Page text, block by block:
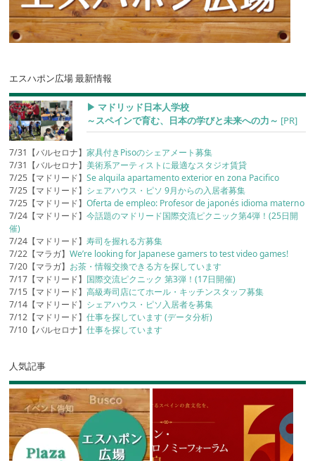
エスハポン広場 最新情報
▶︎ マドリッド日本人学校
～スペインで育む、日本の学びと未来への力～ [PR]
7/31【バルセロナ】家具付きPisoのシェアメート募集
7/31【バルセロナ】美術系アーティストに最適なスタジオ賃貸
7/25【マドリード】Se alquila apartamento exterior en zona Pacifico
7/25【マドリード】 シェアハウス・ピソ 9月からの入居者募集
7/25【マドリード】Oferta de empleo: Profesor de japonés idioma materno
7/24【マドリード】今話題のマドリード国際交流ピクニック第4弾！(25日開
催)
7/24【マドリード】寿司を握れる方募集
7/22【マラガ】We’re looking for Japanese gamers to test video games!
7/20【マラガ】 お茶・情報交換できる方を探しています
7/17【マドリード】 国際交流ピクニック 第3弾！(17日開催)
7/15【マドリード】高級寿司店にてホール・キッチンスタッフ募集
7/14【マドリード】 シェアハウス・ピソ入居者を募集
7/12【マドリード】仕事を探しています (データ分析)
7/10【バルセロナ】仕事を探しています
人気記事